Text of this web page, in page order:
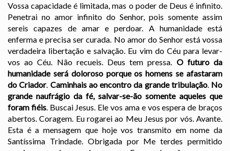
Vossa capacidade é limitada, mas o poder de Deus é infinito.
Penetrai no amor infinito do Senhor, pois somente assim
sereis capazes de amar e perdoar. A humanidade está
enferma e precisa ser curada. No amor do Senhor está vossa
verdadeira libertação e salvação. Eu vim do Céu para levar-
vos ao Céu. Não recueis. Deus tem pressa. O futuro da
humanidade será doloroso porque os homens se afastaram
do Criador. Caminhais ao encontro da grande tribulação. No
grande naufrágio da fé, salvar-se-ão somente aqueles que
foram fiéis. Buscai Jesus. Ele vos ama e vos espera de braços
abertos. Coragem. Eu rogarei ao Meu Jesus por vós. Avante.
Esta é a mensagem que hoje vos transmito em nome da
Santíssima Trindade. Obrigada por Me terdes permitido